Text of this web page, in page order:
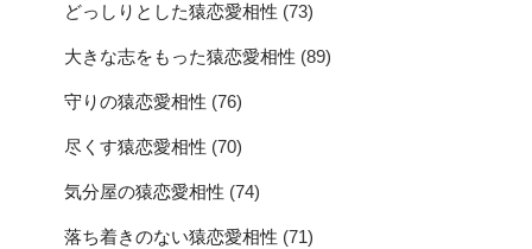
どっしりとした猿恋愛相性 (73)
大きな志をもった猿恋愛相性 (89)
守りの猿恋愛相性 (76)
尽くす猿恋愛相性 (70)
気分屋の猿恋愛相性 (74)
落ち着きのない猿恋愛相性 (71)